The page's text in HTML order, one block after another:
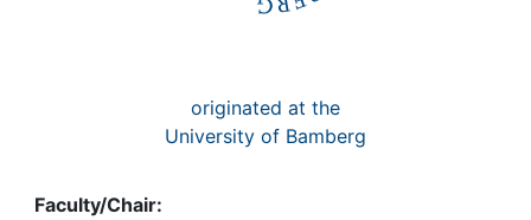
originated at the
University of Bamberg
Faculty/Chair: